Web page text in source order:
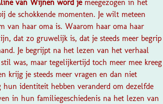
van Wijnen word jemeegezogen in het
de schokkende momenten. Je wilt meteen
van haar oma is. Waarom haar oma haar
dat zo gruwelijk is, dat je steeds meer begrip
Je begrijpt na het lezen van het verhaal
was, maar tegelijkertijd toch meer mee kreeg
krijg je steeds meer vragen en dan niet
identiteit hebben veranderd om dezelfde
in hun familiegeschiedenis na het lezen van